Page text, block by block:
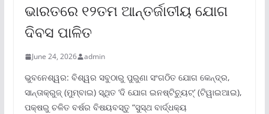
ଭାରତରେ ୧୨ତମ ଆନ୍ତର୍ଜାତୀୟ ଯୋଗ
ଦିବସ ପାଳିତ
June 24, 2026 admin
ଭୁବନେଶ୍ୱର: ବିଶ୍ୱର ସବୁଠାରୁ ପୁରୁଣା ସଂଗଠିତ ଯୋଗ କେନ୍ଦ୍ର,
ସାନ୍ତାକ୍ରୁଜ୍ (ମୁମ୍ବାଇ) ସ୍ଥିତ ‘ଦି ଯୋଗ ଇନଷ୍ଟିଚ୍ୟୁଟ୍‌’ (ଟିୱାଇଆଇ),
ପକ୍ଷରୁ ଚଳିତ ବର୍ଷର ବିଷୟବସ୍ତୁ “ସୁସ୍ଥ ବାର୍ଦ୍ଧକ୍ୟ